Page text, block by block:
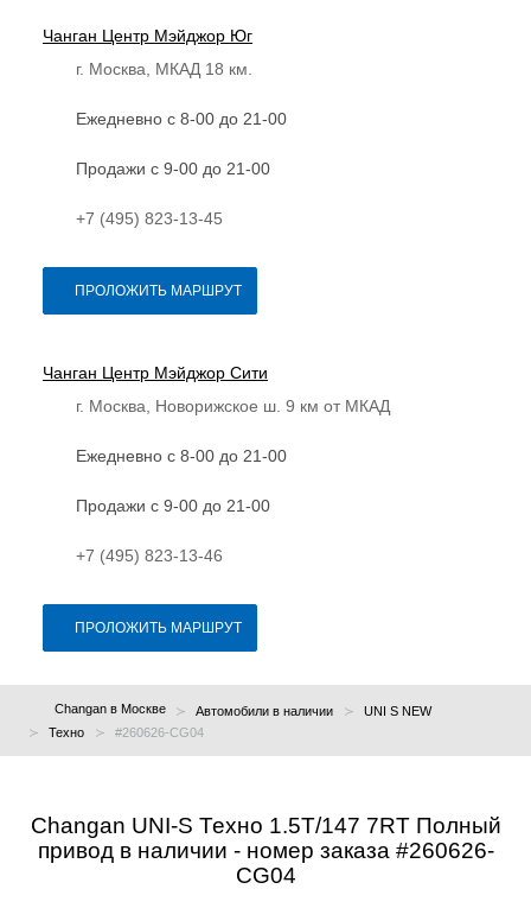
Чанган Центр Мэйджор Юг
г. Москва, МКАД 18 км.
Ежедневно с 8-00 до 21-00
Продажи с 9-00 до 21-00
+7 (495) 823-13-45
ПРОЛОЖИТЬ МАРШРУТ
Чанган Центр Мэйджор Сити
г. Москва, Новорижское ш. 9 км от МКАД
Ежедневно с 8-00 до 21-00
Продажи с 9-00 до 21-00
+7 (495) 823-13-46
ПРОЛОЖИТЬ МАРШРУТ
Changan в Москве Автомобили в наличии
UNI S NEW
Техно
#260626-CG04
Changan UNI-S Техно 1.5T/147 7RT Полный
привод в наличии - номер заказа #260626-
CG04